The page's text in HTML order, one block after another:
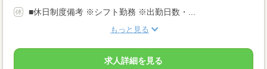
■休日制度備考 ※シフト勤務 ※出勤日数・...
もっと見る
求人詳細を見る